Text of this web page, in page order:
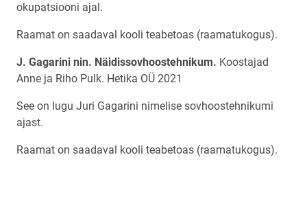
okupatsiooni ajal.
Raamat on saadaval kooli teabetoas (raamatukogus).
J. Gagarini nin. Näidissovhoostehnikum. Koostajad
Anne ja Riho Pulk. Hetika OÜ 2021
See on lugu Juri Gagarini nimelise sovhoostehnikumi
ajast.
Raamat on saadaval kooli teabetoas (raamatukogus).